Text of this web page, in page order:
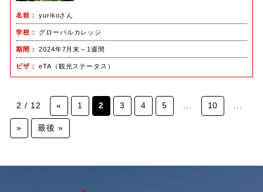
名前 yurikoさん
学校 グローバルカレッジ
期間 2024年7月末～1週間
ビザ eTA（観光ステータス）
2 / 12 « 1 2 3 4 5 10
» 最後 »